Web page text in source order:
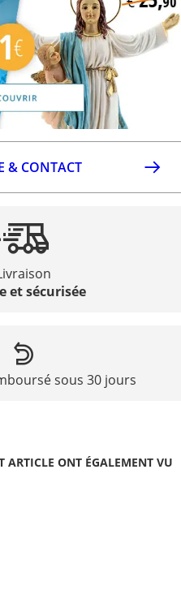
& CONTACT
et sécurisée
sous 30 jours
ARTICLE ONT ÉGALEMENT VU